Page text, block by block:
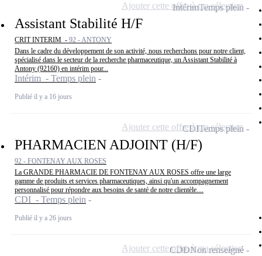
Assistant Stabilité H/F
CRIT INTERIM - 92 - ANTONY
Dans le cadre du développement de son activité, nous recherchons pour notre client,
spécialisé dans le secteur de la recherche pharmaceutique, un Assistant Stabilité à
Antony (92160) en intérim pour...
Intérim - Temps plein
Publié il y a 16 jours
IntérimTemps plein
Ajouter cette offre à ma sélection
PHARMACIEN ADJOINT (H/F)
92 - FONTENAY AUX ROSES
La GRANDE PHARMACIE DE FONTENAY AUX ROSES offre une large
gamme de produits et services pharmaceutiques, ainsi qu'un accompagnement
personnalisé pour répondre aux besoins de santé de notre clientèle....
CDI - Temps plein
Publié il y a 26 jours
CDITemps plein
Ajouter cette offre à ma sélection
CDDNon renseigné
Ajouter cette offre à ma sélection